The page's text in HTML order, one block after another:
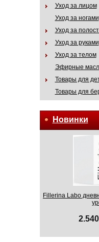
Уход за лицом
Уход за ногами
Уход за
Уход за руками
Уход за телом
Эфирные
Товары для
Товары для
Новинки
Fillerina Labo